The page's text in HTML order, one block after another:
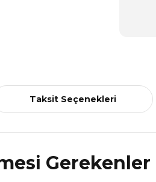
Taksit Seçenekleri
Gerekenler